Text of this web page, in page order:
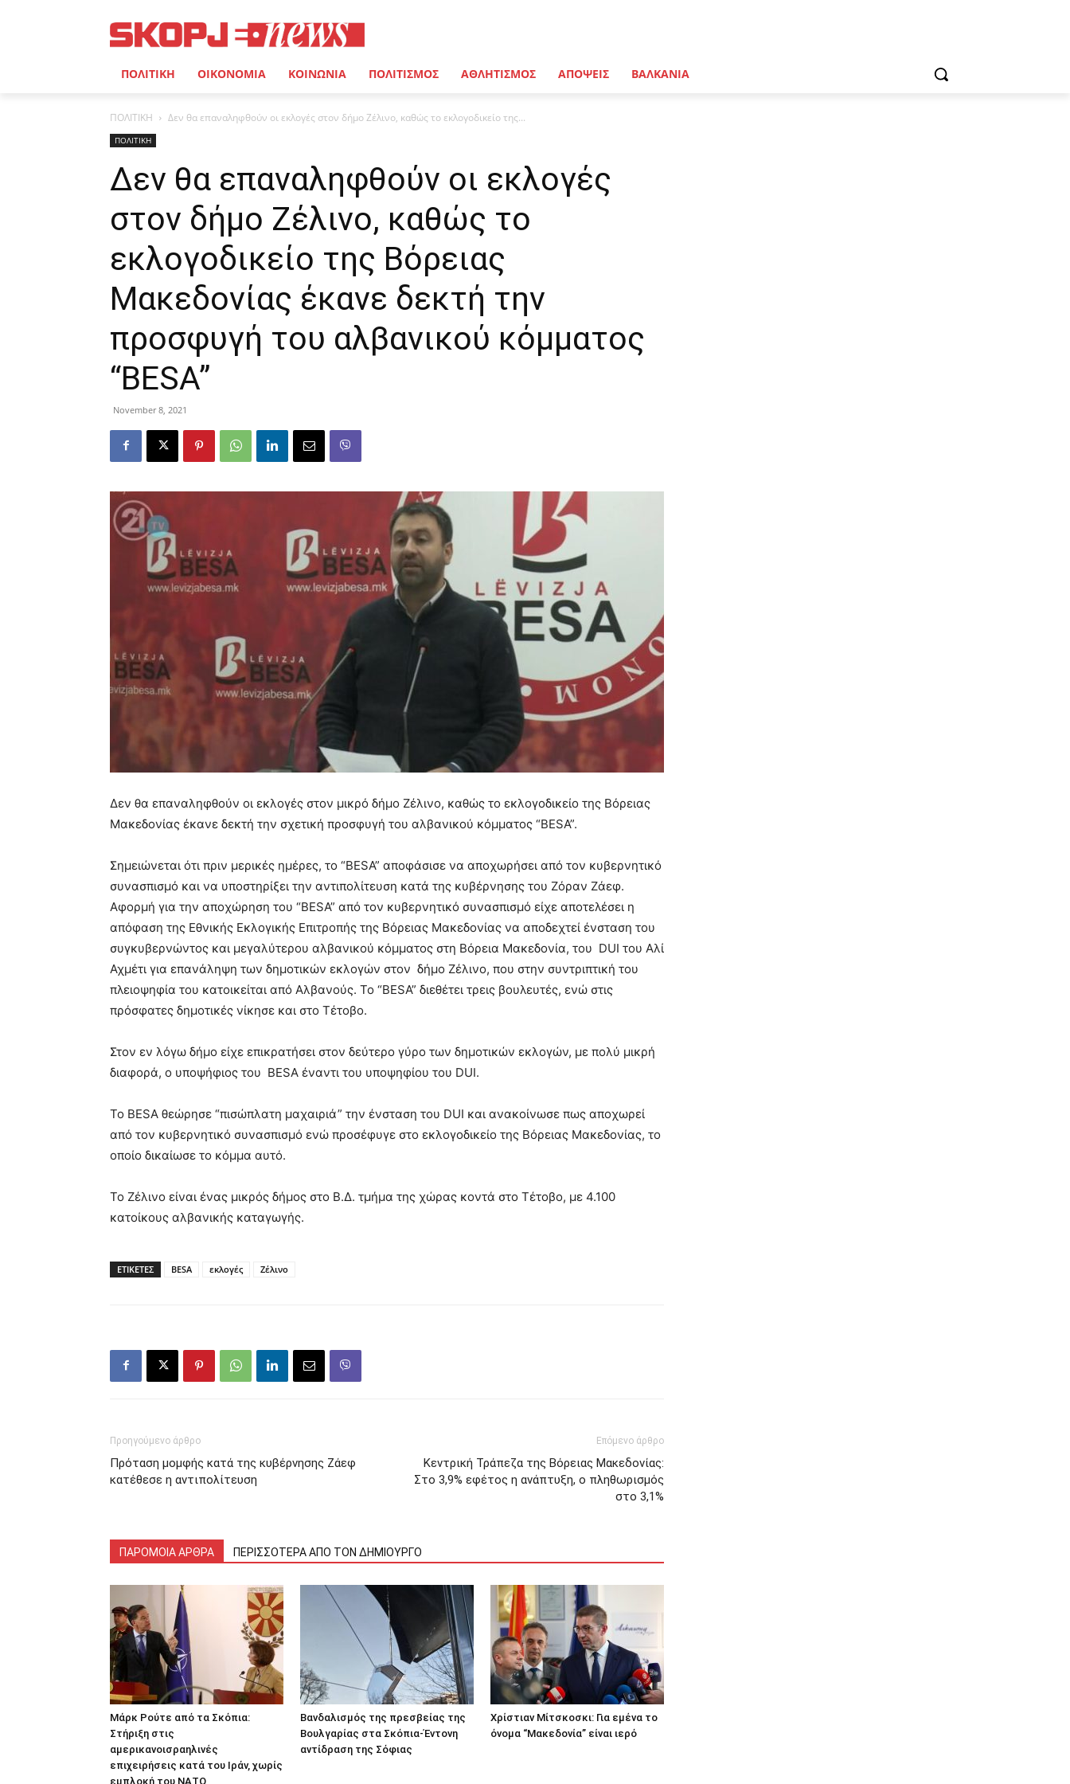
ΠΟΛΙΤΙΚΗ ΟΙΚΟΝΟΜΙΑ ΚΟΙΝΩΝΙΑ ΠΟΛΙΤΙΣΜΟΣ ΑΘΛΗΤΙΣΜΟΣ ΑΠΟΨΕΙΣ ΒΑΛΚΑΝΙΑ
ΠΟΛΙΤΙΚΗ Δεν θα επαναληφθούν οι εκλογές στον δήμο Ζέλινο, καθώς το εκλογοδικείο της...
ΠΟΛΙΤΙΚΗ
Δεν θα επαναληφθούν οι εκλογές
στον δήμο Ζέλινο, καθώς το
εκλογοδικείο της Βόρειας
Μακεδονίας έκανε δεκτή την
προσφυγή του αλβανικού κόμματος
“BESA”
November 8, 2021
Δεν θα επαναληφθούν οι εκλογές στον μικρό δήμο Ζέλινο, καθώς το εκλογοδικείο της Βόρειας
Μακεδονίας έκανε δεκτή την σχετική προσφυγή του αλβανικού κόμματος “BESA”.
Σημειώνεται ότι πριν μερικές ημέρες, το “BESA” αποφάσισε να αποχωρήσει από τον κυβερνητικό
συνασπισμό και να υποστηρίξει την αντιπολίτευση κατά της κυβέρνησης του Ζόραν Ζάεφ.
Αφορμή για την αποχώρηση του “BESA” από τον κυβερνητικό συνασπισμό είχε αποτελέσει η
απόφαση της Εθνικής Εκλογικής Επιτροπής της Βόρειας Μακεδονίας να αποδεχτεί ένσταση του
συγκυβερνώντος και μεγαλύτερου αλβανικού κόμματος στη Βόρεια Μακεδονία, του DUI του Αλί
Αχμέτι για επανάληψη των δημοτικών εκλογών στον δήμο Ζέλινο, που στην συντριπτική του
πλειοψηφία του κατοικείται από Αλβανούς. Το “BESA” διεθέτει τρεις βουλευτές, ενώ στις
πρόσφατες δημοτικές νίκησε και στο Τέτοβο.
Στον εν λόγω δήμο είχε επικρατήσει στον δεύτερο γύρο των δημοτικών εκλογών, με πολύ μικρή
διαφορά, ο υποψήφιος του BESA έναντι του υποψηφίου του DUI.
Το BESA θεώρησε “πισώπλατη μαχαιριά” την ένσταση του DUI και ανακοίνωσε πως αποχωρεί
από τον κυβερνητικό συνασπισμό ενώ προσέφυγε στο εκλογοδικείο της Βόρειας Μακεδονίας, το
οποίο δικαίωσε το κόμμα αυτό.
Το Ζέλινο είναι ένας μικρός δήμος στο Β.Δ. τμήμα της χώρας κοντά στο Τέτοβο, με 4.100
κατοίκους αλβανικής καταγωγής.
ΕΤΙΚΕΤΕΣ BESA εκλογές Ζέλινο
Προηγούμενο άρθρο
Πρόταση μομφής κατά της κυβέρνησης Ζάεφ
κατέθεσε η αντιπολίτευση
Επόμενο άρθρο
Κεντρική Τράπεζα της Βόρειας Μακεδονίας:
Στο 3,9% εφέτος η ανάπτυξη, ο πληθωρισμός
στο 3,1%
ΠΑΡΟΜΟΙΑ ΑΡΘΡΑ ΠΕΡΙΣΣΟΤΕΡΑ ΑΠΟ ΤΟΝ ΔΗΜΙΟΥΡΓΟ
Μάρκ Ρούτε από τα Σκόπια:
Στήριξη στις
αμερικανοισραηλινές
επιχειρήσεις κατά του Ιράν, χωρίς
εμπλοκή του ΝΑΤΟ
Βανδαλισμός της πρεσβείας της
Βουλγαρίας στα Σκόπια-Έντονη
αντίδραση της Σόφιας
Χρίστιαν Μίτσκοσκι: Για εμένα το
όνομα “Μακεδονία” είναι ιερό